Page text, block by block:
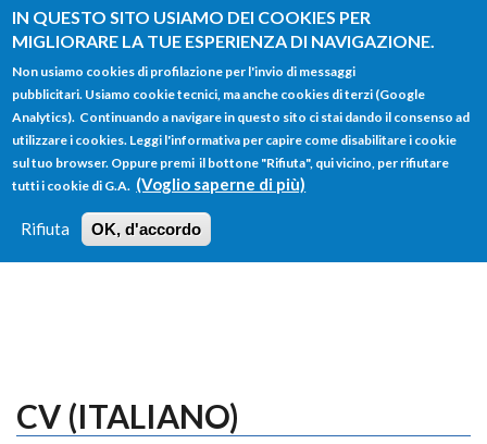
IN QUESTO SITO USIAMO DEI COOKIES PER
MIGLIORARE LA TUE ESPERIENZA DI NAVIGAZIONE.
Non usiamo cookies di profilazione per l'invio di messaggi
pubblicitari. Usiamo cookie tecnici, ma anche cookies di terzi (Google
Analytics). Continuando a navigare in questo sito ci stai dando il consenso ad
utilizzare i cookies. Leggi l'informativa per capire come disabilitare i cookie
sul tuo browser. Oppure premi il bottone "Rifiuta", qui vicino, per rifiutare
tutti i cookie di G.A. (Voglio saperne di più)
Rifiuta OK, d'accordo
Salta al contenuto principale
FORM
DI
RICERCA
Main menu
HOME TUTTI I PROFILI
LOGIN
CV (ITALIANO)